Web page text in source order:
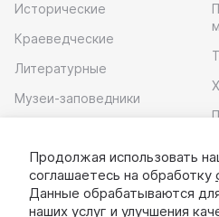
Исторические
Краеведческие
Литературные
Музеи-заповедники
Скачать приложение
Продолжая использовать
соглашаетесь на обработку
Данные обрабатываются
наших услуг и улучшения